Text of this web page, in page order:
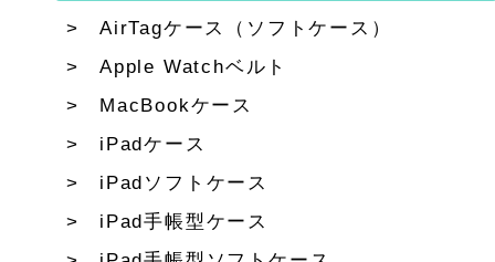
AirTagケース（ソフトケース）
Apple Watchベルト
MacBookケース
iPadケース
iPadソフトケース
iPad手帳型ケース